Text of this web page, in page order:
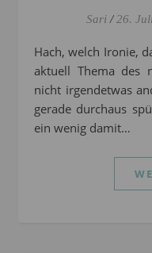
Sari / 26.
Hach, welch Ironie, dass ausgerechnet der Zeitfaktor
aktuell Thema des
nicht irgendetwas
gerade durchaus
ein wenig damit…